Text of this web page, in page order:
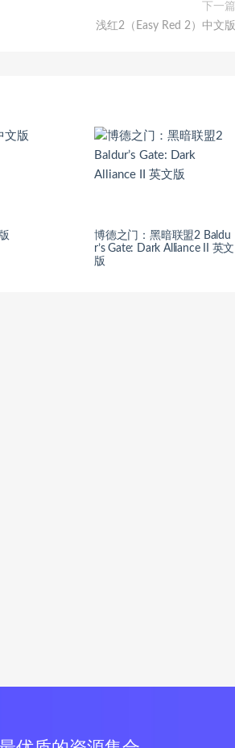
下一篇
浅红2（Easy Red 2）中文版
博德之门：黑暗联盟2 Baldu
r’s Gate: Dark Alliance II 英文
版